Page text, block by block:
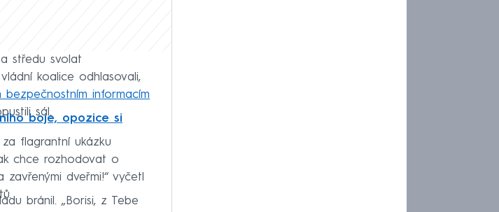
středu svolat
koalice odhlasovali,
bezpečnostním informacím
sál.
boje, opozice si
flagrantní ukázku
chce rozhodovat o
dveřmi!“ vyčetl
bránil. „Borisi, z Tebe